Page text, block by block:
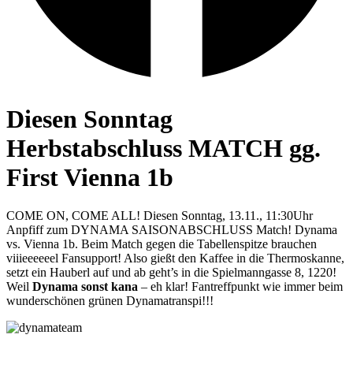
Diesen Sonntag
Herbstabschluss MATCH gg.
First Vienna 1b
COME ON, COME ALL! Diesen Sonntag, 13.11., 11:30Uhr
Anpfiff zum DYNAMA SAISONABSCHLUSS Match! Dynama
vs. Vienna 1b. Beim Match gegen die Tabellenspitze brauchen
viiieeeeeel Fansupport! Also gießt den Kaffee in die Thermoskanne,
setzt ein Hauberl auf und ab geht’s in die Spielmanngasse 8, 1220!
Weil Dynama sonst kana – eh klar! Fantreffpunkt wie immer beim
wunderschönen grünen Dynamatranspi!!!